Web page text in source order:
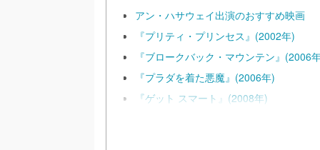
アン・ハサウェイ出演のおすすめ映画
『プリティ・プリンセス』(2002年)
『ブロークバック・マウンテン』(2006
『プラダを着た悪魔』(2006年)
『ゲット スマート』(2008年)